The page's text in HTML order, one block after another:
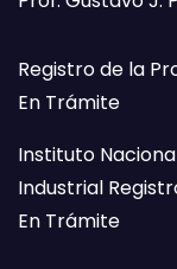
Registro de la
En Trámite
Instituto
Industrial
En Trámite